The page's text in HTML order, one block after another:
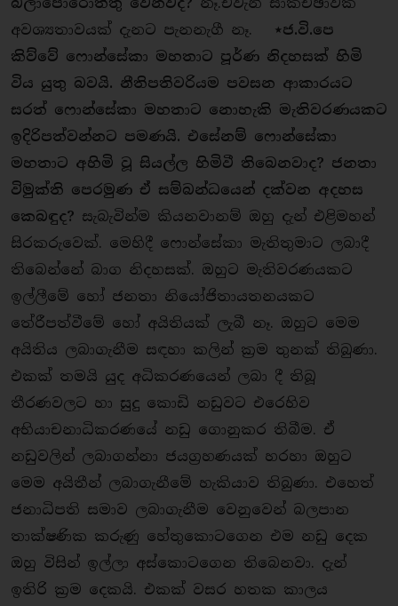
අවශ්‍යතාවයක් දැනට පැනනැගී නෑ. ⋆ජ.වි.පෙ
කිව්වේ ෆොන්සේකා මහතාට පූර්ණ නිදහසක් හිමි
විය යුතු බවයි. නීතිපතිවරියම පවසන ආකාරයට
සරත් ෆොන්සේකා මහතාට නොහැකි මැතිවරණයකට
ඉදිරිපත්වන්නට පමණයි. එසේනම් ෆොන්සේකා
මහතාට අහිමි වූ සියල්ල හිමිවී තිබෙනවාද? ජනතා
විමුක්ති පෙරමුණ ඒ සම්බන්ධයෙන් දක්වන අදහස
කෙබඳුද? සැබැවින්ම කියනවානම් ඔහු දැන් එළිමහන්
සිරකරුවෙක්. මෙහිදී ෆොන්සේකා මැතිතුමාට ලබාදී
තිබෙන්නේ බාග නිදහසක්. ඔහුට මැතිවරණයකට
ඉල්ලීමේ හෝ ජනතා නියෝජිතායතනයකට
තේරීපත්වීමේ හෝ අයිතියක් ලැබී නෑ. ඔහුට මෙම
අයිතිය ලබාගැනීම සඳහා කලින් ක‍්‍රම තුනක් තිබුණා.
එකක් තමයි යුද අධිකරණයෙන් ලබා දී තිබූ
තීරණවලට හා සුදු කොඩි නඩුවට එරෙහිව
අභියාචනාධිකරණයේ නඩු ගොනුකර තිබීම. ඒ
නඩුවලින් ලබාගන්නා ජයග‍්‍රහණයක් හරහා ඔහුට
මෙම අයිතීන් ලබාගැනීමේ හැකියාව තිබුණා. එහෙත්
ජනාධිපති සමාව ලබාගැනීම වෙනුවෙන් බලපාන
තාක්ෂණික කරුණු හේතුකොටගෙන එම නඩු දෙක
ඔහු විසින් ඉල්ලා අස්කොටගෙන තිබෙනවා. දැන්
ඉතිරි ක‍්‍රම දෙකයි. එකක් වසර හතක කාලය